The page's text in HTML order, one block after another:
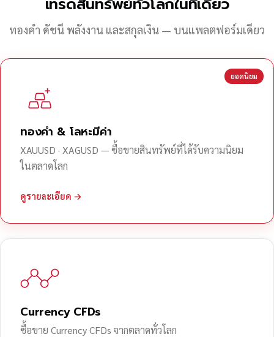
ทองคำ ดัชนี พลังงาน และสกุลเงิน — บนแพลตฟอร์มเดียว
ยอดนิยม
ทองคำ & โลหะมีค่า
XAUUSD · XAGUSD — ซื้อขายสินทรัพย์ที่ได้รับความนิยม
ในตลาดโลก
ดูรายละเอียด →
Currency CFDs
ซื้อขาย Currency CFDs จากตลาดทั่วโลก